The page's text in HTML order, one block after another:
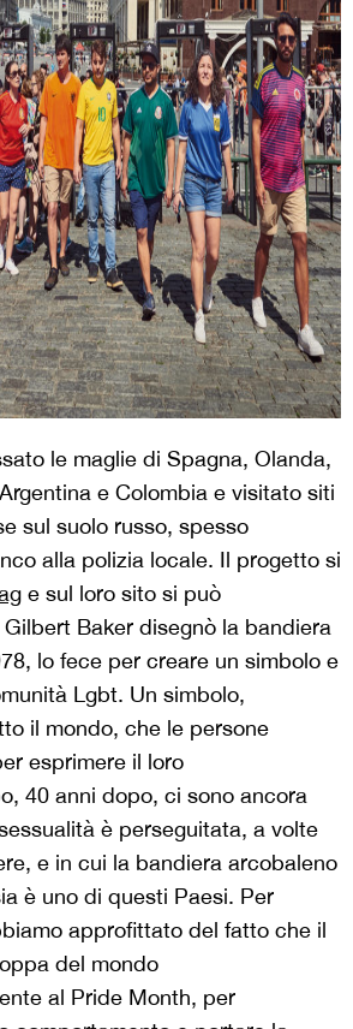
le maglie di Spagna, Olanda,
e Colombia e visitato siti
sul suolo russo, spesso
alla polizia locale. Il progetto si
e sul loro sito si può
Baker disegnò la bandiera
lo fece per creare un simbolo e
Lgbt. Un simbolo,
il mondo, che le persone
esprimere il loro
40 anni dopo, ci sono ancora
è perseguitata, a volte
e in cui la bandiera arcobaleno
è uno di questi Paesi. Per
approfittato del fatto che il
del mondo
al Pride Month, per